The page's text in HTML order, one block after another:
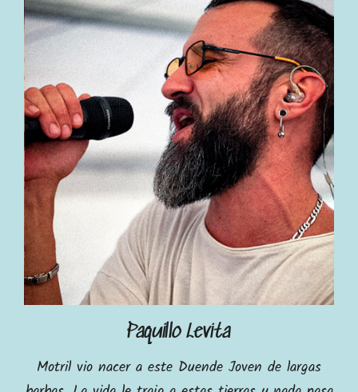
Paquillo Levita
Motril vio nacer a este Duende Joven de largas